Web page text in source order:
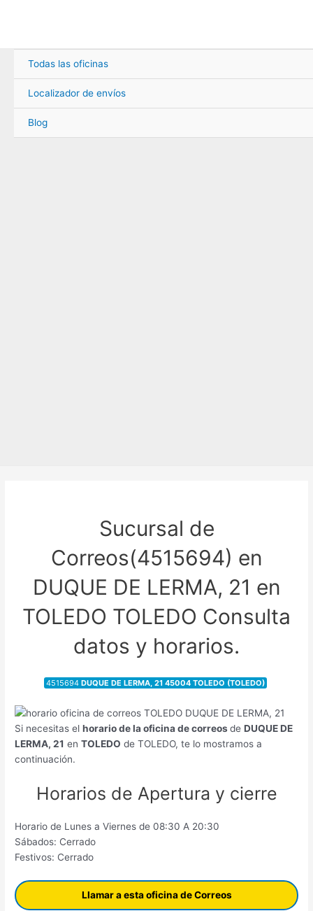
Todas las oficinas
Localizador de envíos
Blog
Sucursal de
Correos(4515694) en
DUQUE DE LERMA, 21 en
TOLEDO TOLEDO Consulta
datos y horarios.
4515694 DUQUE DE LERMA, 21 45004 TOLEDO (TOLEDO)
Si necesitas elhorario de la oficina de correosdeDUQUE DE
LERMA, 21 enTOLEDO de TOLEDO, te lo mostramos a
continuación.
Horarios de Apertura y cierre
Horario de Lunes a Viernes de 08:30 A 20:30
Sábados: Cerrado
Festivos: Cerrado
Llamar a esta oficina de Correos